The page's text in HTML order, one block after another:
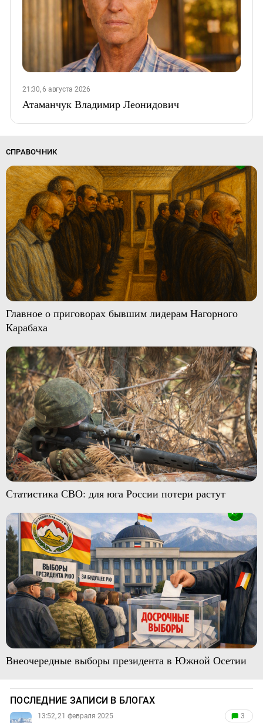
21:30, 6 августа 2026
Атаманчук Владимир Леонидович
СПРАВОЧНИК
Главное о приговорах бывшим лидерам Нагорного
Карабаха
Статистика СВО: для юга России потери растут
Внеочередные выборы президента в Южной Осетии
ПОСЛЕДНИЕ ЗАПИСИ В БЛОГАХ
13:52, 21 февраля 2025 3